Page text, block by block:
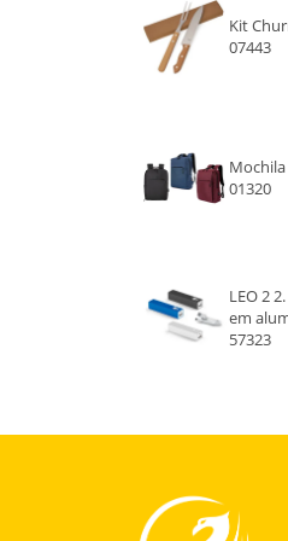
Kit
07443
Mochila
01320
LEO 2
em
57323